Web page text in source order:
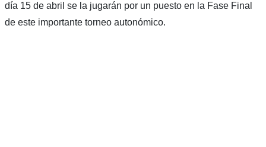
día 15 de abril se la jugarán por un puesto en la Fase Final
de este importante torneo autonómico.